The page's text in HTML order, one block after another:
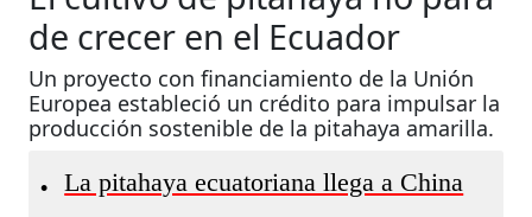
de crecer en el Ecuador
Un proyecto con financiamiento de la Unión
Europea estableció un crédito para impulsar la
producción sostenible de la pitahaya amarilla.
• La pitahaya ecuatoriana llega a China